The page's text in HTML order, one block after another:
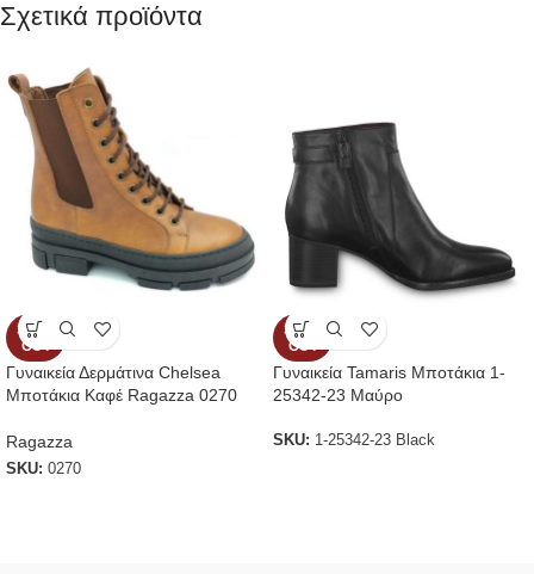
Σχετικά προϊόντα
SOLD
OUT
Γυναικεία Δερμάτινα Chelsea
Μποτάκια Καφέ Ragazza 0270
Ragazza
SKU: 0270
SOLD
OUT
Γυναικεία Tamaris Μποτάκια 1-
25342-23 Μαύρο
SKU: 1-25342-23 Black